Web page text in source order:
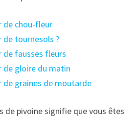
de chou-fleur
de tournesols ?
de fausses fleurs
de gloire du matin
de graines de moutarde
de pivoine signifie que vous êtes